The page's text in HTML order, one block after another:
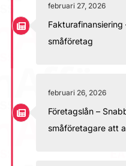
februari 27, 2026
småföretag
februari 26, 2026
Företagslån –
småföretagare att